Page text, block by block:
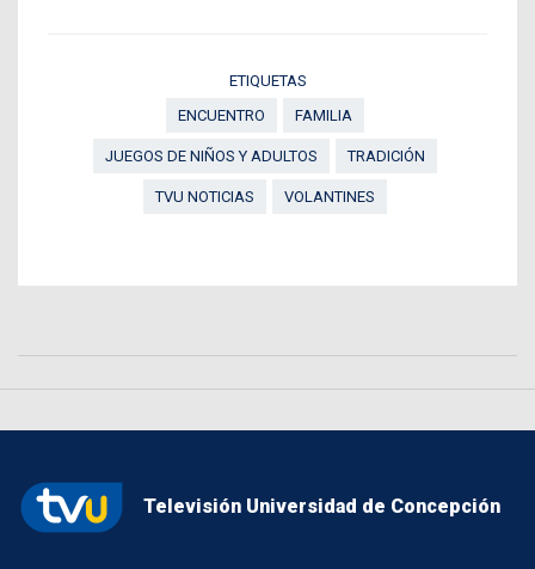
ETIQUETAS
ENCUENTRO
FAMILIA
JUEGOS DE NIÑOS Y ADULTOS TRADICIÓN
TVU NOTICIAS VOLANTINES
Televisión Universidad de Concepción